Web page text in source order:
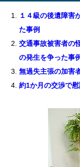
１４級の後遺障害
た事例
交通事故被害者の
の発生を争った事
無過失主張の加害
約1か月の交渉で